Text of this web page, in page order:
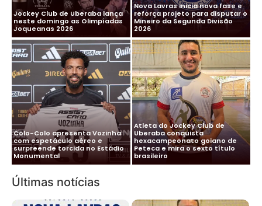
Jockey Club de Uberaba lança
neste domingo as Olimpíadas
Joqueanas 2026
Nova Lavras inicia nova fase e
reforça projeto para disputar o
Mineiro da Segunda Divisão
2026
Colo-Colo apresenta Vozinha
com espetáculo aéreo e
surpreende torcida no Estádio
Monumental
Atleta do Jockey Club de
Uberaba conquista
hexacampeonato goiano de
Peteca e mira o sexto título
brasileiro
Últimas notícias